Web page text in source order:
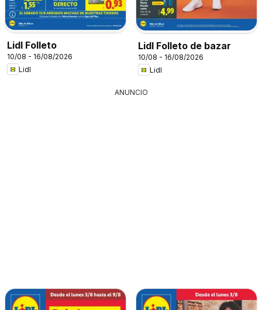
Lidl Folleto
10/08 - 16/08/2026
Lidl
Lidl Folleto de bazar
10/08 - 16/08/2026
Lidl
ANUNCIO